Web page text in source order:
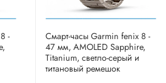
-
Смарт-часы Garmin fenix 8 -
47 мм, AMOLED Sapphire,
Titanium, светло-серый и
титановый ремешок